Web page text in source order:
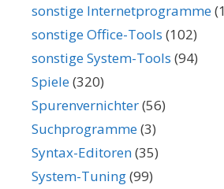
sonstige Internetprogramme
sonstige Office-Tools (102)
sonstige System-Tools (94)
Spiele(320)
Spurenvernichter(56)
Suchprogramme(3)
Syntax-Editoren(35)
System-Tuning(99)